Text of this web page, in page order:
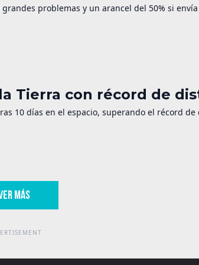
problemas y un arancel del 50% si
Tierra con récord de
10 días en el espacio, superando el récord de
MÁS